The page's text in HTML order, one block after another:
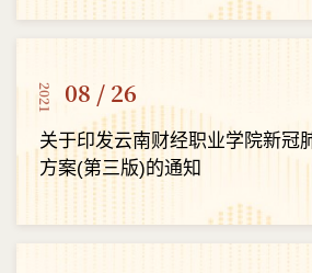
2021 08 / 26
关于印发云南财经职业学院新冠
方案(第三版)的通知